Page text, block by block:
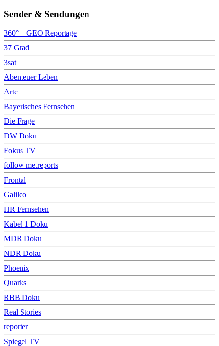
Sender & Sendungen
360° – GEO Reportage
37 Grad
3sat
Abenteuer Leben
Arte
Bayerisches Fernsehen
Die Frage
DW Doku
Fokus TV
follow me.reports
Frontal
Galileo
HR Fernsehen
Kabel 1 Doku
MDR Doku
NDR Doku
Phoenix
Quarks
RBB Doku
Real Stories
reporter
Spiegel TV